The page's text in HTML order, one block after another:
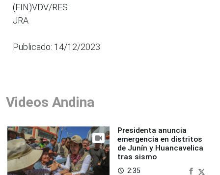
(FIN)VDV/RES
JRA
Publicado: 14/12/2023
Videos Andina
Presidenta anuncia
emergencia en distritos
de Junín y Huancavelica
tras sismo
access_time 2:35